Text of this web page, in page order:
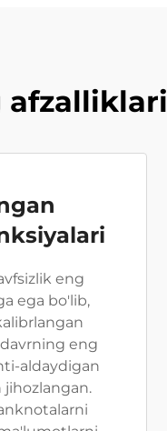
afzalliklari
eng
ega bo'lib,
eng
aldaydigan